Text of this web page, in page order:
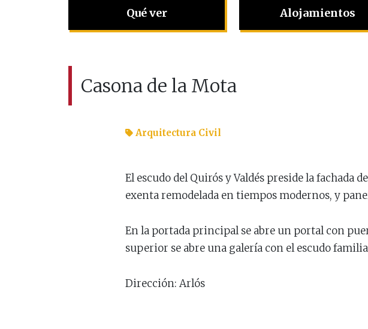
Qué ver Alojamientos
Casona de la Mota
Arquitectura Civil
El escudo del Quirós y Valdés preside la fachada
exenta remodelada en tiempos modernos, y
En la portada principal se abre un portal con
superior se abre una galería con el escudo
Dirección: Arlós